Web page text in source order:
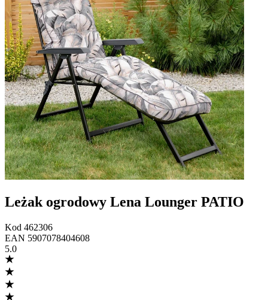
Leżak ogrodowy Lena Lounger PATIO
Kod 462306
EAN 5907078404608
5.0